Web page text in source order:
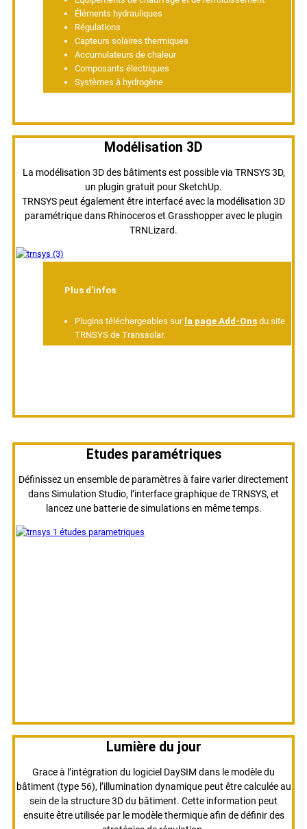
Éléments hydrauliques
Régulations
Capteurs solaires thermiques
Accumulateurs de chaleur
Composants électriques
Systèmes à hydrogène
Modélisation 3D
La modélisation 3D des bâtiments est possible via TRNSYS 3D,
un plugin gratuit pour SketchUp.
TRNSYS peut également être interfacé avec la modélisation 3D
paramétrique dans Rhinoceros et Grasshopper avec le plugin
TRNLizard.
Plus d'infos
Plugins téléchargeables sur la page Add-Onsdu site
TRNSYS de Transsolar.
Etudes paramétriques
Définissez un ensemble de paramètres à faire varier directement
dans Simulation Studio, l’interface graphique de TRNSYS, et
lancez une batterie de simulations en même temps.
Lumière du jour
Grace à l’intégration du logiciel DaySIM dans le modèle du
bâtiment (type 56), l’illumination dynamique peut être calculée au
sein de la structure 3D du bâtiment. Cette information peut
ensuite être utilisée par le modèle thermique afin de définir des